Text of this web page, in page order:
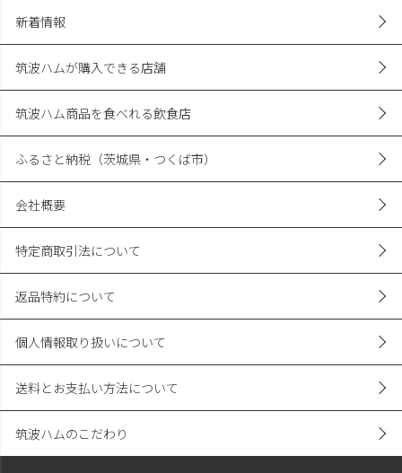
新着情報
筑波ハムが購入できる店舗
筑波ハム商品を食べれる飲食店
ふるさと納税（茨城県・つくば市）
会社概要
特定商取引法について
返品特約について
個人情報取り扱いについて
送料とお支払い方法について
筑波ハムのこだわり